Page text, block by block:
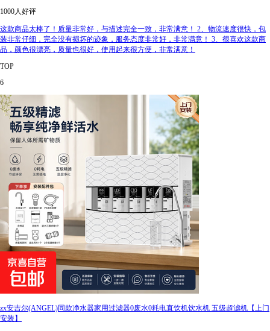
1000人好评
这款商品太棒了！质量非常好，与描述完全一致，非常满意！ 2、物流速度很快，包
装非常仔细，完全没有损坏的迹象，服务态度非常好，非常满意！ 3、很喜欢这款商
品，颜色很漂亮，质量也很好，使用起来很方便，非常满意！
TOP
6
zx安吉尔(ANGEL)同款净水器家用过滤器0废水0耗电直饮机饮水机 五级超滤机【上门
安装】